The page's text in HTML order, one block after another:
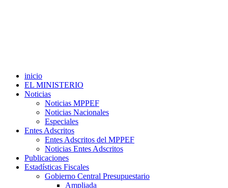
inicio
EL MINISTERIO
Noticias
Noticias MPPEF
Noticias Nacionales
Especiales
Entes Adscritos
Entes Adscritos del MPPEF
Noticias Entes Adscritos
Publicaciones
Estadísticas Fiscales
Gobierno Central Presupuestario
Ampliada